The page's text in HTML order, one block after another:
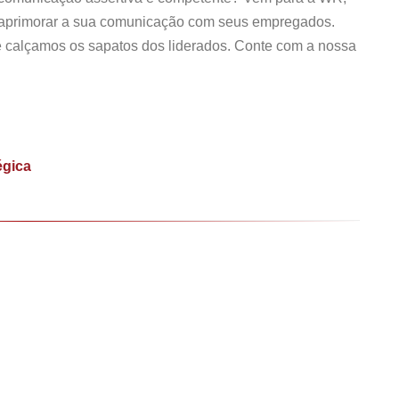
a sua comunicação com seus empregados.
os sapatos dos liderados. Conte com a nossa